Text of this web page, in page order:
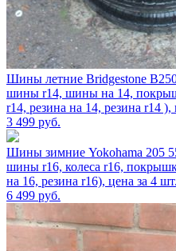
Шины летние Bridgestone
шины r14, шины на 14,
r14, резина на 14, резина r14 ),
3 499 руб.
Шины зимние Yokohama 205
шины r16, колеса r16,
на 16, резина r16), цена за 4
6 499 руб.